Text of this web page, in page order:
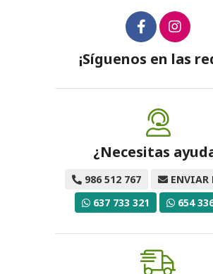
¡Síguenos en las
¿Necesitas
986 512 767
ENVIAR
637 733 321
654